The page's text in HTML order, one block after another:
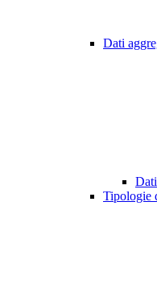
Dati
Tipologie